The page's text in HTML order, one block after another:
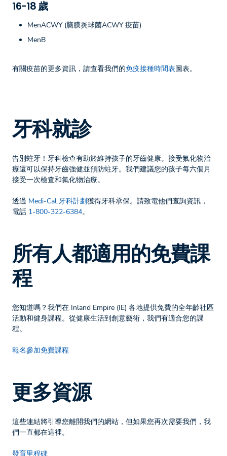
16-18 歲
MenACWY (脑膜炎球菌ACWY 疫苗)
MenB
有關疫苗的更多資訊，請查看我們的免疫接種時間表圖表。
牙科就診
告別蛀牙！牙科檢查有助於維持孩子的牙齒健康。接受氟化物治
療還可以保持牙齒強健並預防蛀牙。我們建議您的孩子每六個月
接受一次檢查和氟化物治療。
透過 Medi-Cal 牙科計劃獲得牙科承保。請致電他們查詢資訊，
電話 1-800-322-6384。
所有人都適用的免費課
程
您知道嗎？我們在 Inland Empire (IE) 各地提供免費的全年齡社區
活動和健身課程。從健康生活到創意藝術，我們有適合您的課
程。
報名參加免費課程
更多資源
這些連結將引導您離開我們的網站，但如果您再次需要我們，我
們一直都在這裡。
發育里程碑